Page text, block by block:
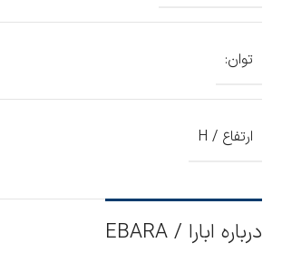
توان:
ارتفاع / H
درباره ابارا / EBARA